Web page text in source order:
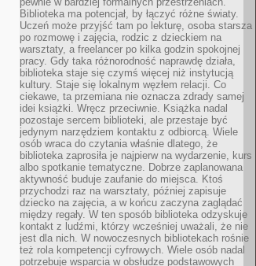
Biblioteka ma potencjał, by łączyć różne światy.
Uczeń może przyjść tam po lekturę, osoba starsza
po rozmowę i zajęcia, rodzic z dzieckiem na
warsztaty, a freelancer po kilka godzin spokojnej
pracy. Gdy taka różnorodność naprawdę działa,
biblioteka staje się czymś więcej niż instytucją
kultury. Staje się lokalnym węzłem relacji. Co
ciekawe, ta przemiana nie oznacza zdrady samej
idei książki. Wręcz przeciwnie. Książka nadal
pozostaje sercem biblioteki, ale przestaje być
jedynym narzędziem kontaktu z odbiorcą. Wiele
osób wraca do czytania właśnie dlatego, że
biblioteka zaprosiła je najpierw na wydarzenie, kurs
albo spotkanie tematyczne. Dobrze zaplanowana
aktywność buduje zaufanie do miejsca. Ktoś
przychodzi raz na warsztaty, później zapisuje
dziecko na zajęcia, a w końcu zaczyna zaglądać
między regały. W ten sposób biblioteka odzyskuje
kontakt z ludźmi, którzy wcześniej uważali, że nie
jest dla nich. W nowoczesnych bibliotekach rośnie
też rola kompetencji cyfrowych. Wiele osób nadal
potrzebuje wsparcia w obsłudze podstawowych